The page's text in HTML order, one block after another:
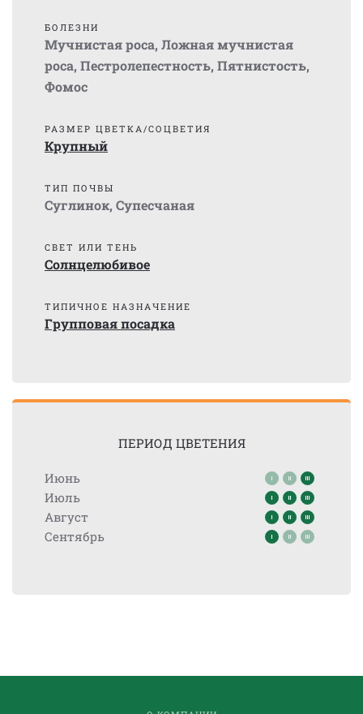
БОЛЕЗНИ
Мучнистая роса, Ложная мучнистая
роса, Пестролепестность, Пятнистость,
Фомос
РАЗМЕР ЦВЕТКА/СОЦВЕТИЯ
Крупный
ТИП ПОЧВЫ
Суглинок, Супесчаная
СВЕТ ИЛИ ТЕНЬ
Солнцелюбивое
ТИПИЧНОЕ НАЗНАЧЕНИЕ
Групповая посадка
ПЕРИОД ЦВЕТЕНИЯ
Июнь
Июль
Август
Сентябрь